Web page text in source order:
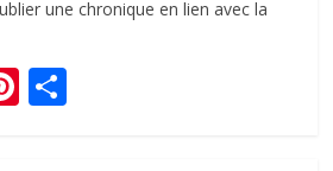
une chronique en lien avec la
Pi